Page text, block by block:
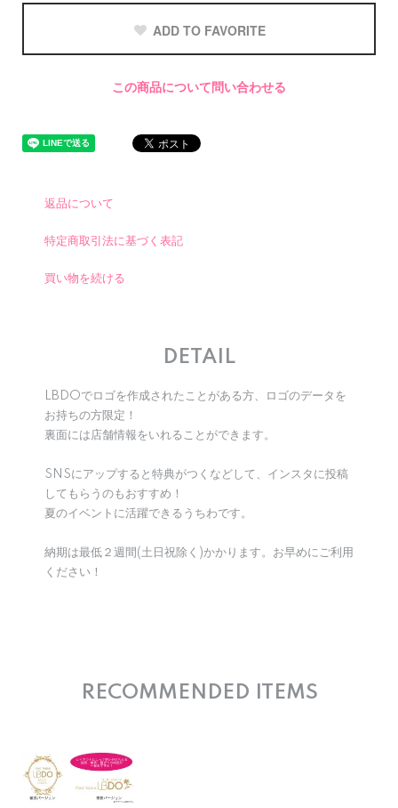
ADD TO FAVORITE
この商品について問い合わせる
返品について
特定商取引法に基づく表記
買い物を続ける
DETAIL
LBDOでロゴを作成されたことがある方、ロゴのデータを
お持ちの方限定！
裏面には店舗情報をいれることができます。
SNSにアップすると特典がつくなどして、インスタに投稿
してもらうのもおすすめ！
夏のイベントに活躍できるうちわです。
納期は最低２週間(土日祝除く)かかります。お早めにご利用
ください！
RECOMMENDED ITEMS